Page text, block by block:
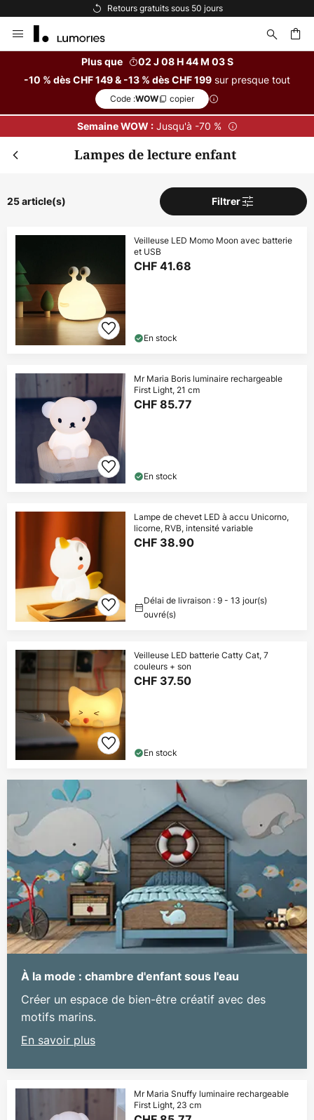
Options de paiement flexibles
Allez
au
Plus que
02 J 08 H 44 M 02 S
-10 % dès CHF 149 & -13 % dès CHF 199 sur presque tout
Code :WOW copier
Semaine WOW :Jusqu'à -70 %
Lampes de lecture enfant
25 article(s) Filtrer
Veilleuse LED Momo Moon avec batterie
et USB
CHF 41.68
En stock
Mr Maria Boris luminaire rechargeable
First Light, 21 cm
CHF 85.77
En stock
Lampe de chevet LED à accu Unicorno,
licorne, RVB, intensité variable
CHF 38.90
Délai de livraison : 9 - 13 jour(s)
ouvré(s)
Veilleuse LED batterie Catty Cat, 7
couleurs + son
CHF 37.50
En stock
À la mode : chambre d'enfant sous l'eau
Créer un espace de bien-être créatif avec des
motifs marins.
En savoir plus
Mr Maria Snuffy luminaire rechargeable
First Light, 23 cm
Remise supplémentaire
-10 % suppl.
-13 % suppl.
Code :WOW copier